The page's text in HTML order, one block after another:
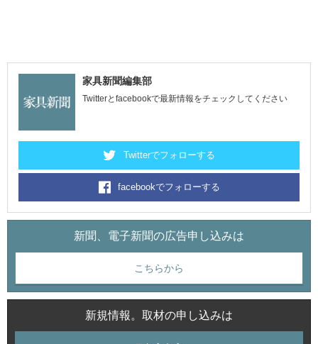
家具新聞編集部
Twitterとfacebookで最新情報をチェックしてください
Twitterでフォローする
facebookでフォローする
新聞、電子新聞の広告申し込みは
こちらから
新規情報。取材の申し込みは